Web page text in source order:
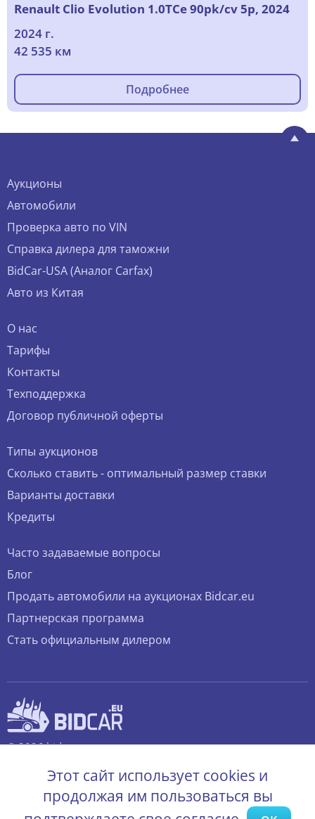
Renault Clio Evolution 1.0TCe 90pk/cv 5p, 2024
2024 г.
42 535 км
Подробнее
Аукционы
Автомобили
Проверка авто по VIN
Справка дилера для таможни
BidCar-USA (Аналог Carfax)
Авто из Китая
О нас
Тарифы
Контакты
Техподдержка
Договор публичной оферты
Типы аукционов
Сколько ставить - оптимальный размер ставки
Варианты доставки
Кредиты
Часто задаваемые вопросы
Блог
Продать автомобили на аукционах Bidcar.eu
Партнерская программа
Стать официальным дилером
© 2026 bidcar.eu
Этот сайт использует cookies и
продолжая им пользоваться вы